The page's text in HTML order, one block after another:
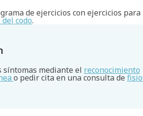
de ejercicios con ejercicios para
codo.
síntomas mediante el reconocimiento
o pedir cita en una consulta de